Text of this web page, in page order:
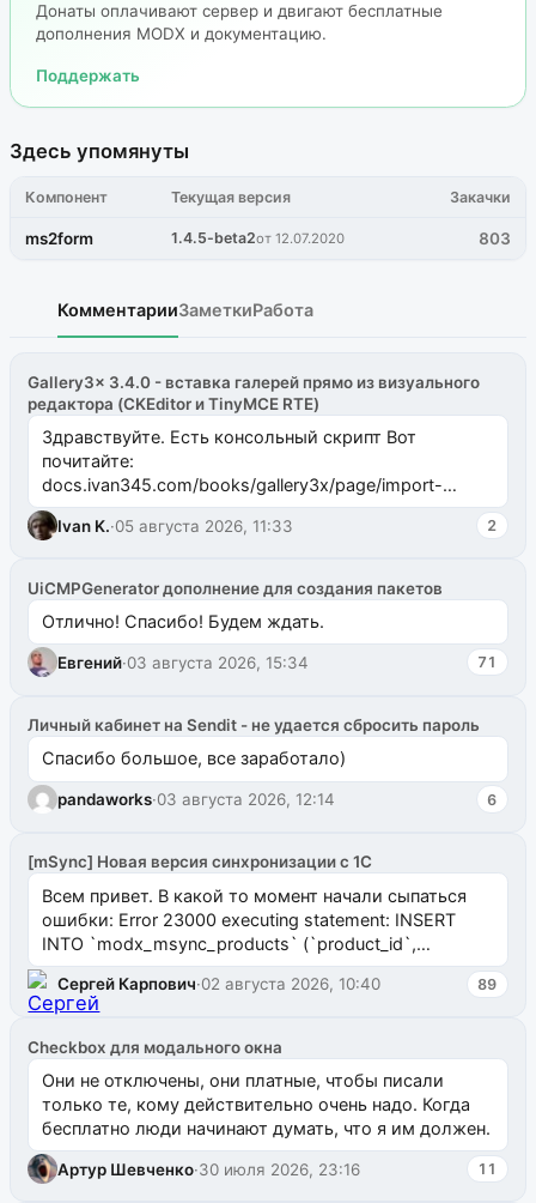
Донаты оплачивают сервер и двигают бесплатные
дополнения MODX и документацию.
Поддержать
Здесь упомянуты
Компонент Текущая версия Закачки
ms2form 1.4.5-beta2от 12.07.2020 803
КомментарииЗаметкиРабота
Gallery3x 3.4.0 - вставка галерей прямо из визуального
редактора (CKEditor и TinyMCE RTE)
Здравствуйте. Есть консольный скрипт Вот
почитайте:
docs.ivan345.com/books/gallery3x/page/import-
ms2galleryphp
Ivan K.·05 августа 2026, 11:33 2
UiCMPGenerator дополнение для создания пакетов
Отлично! Спасибо! Будем ждать.
Евгений·03 августа 2026, 15:34 71
Личный кабинет на Sendit - не удается сбросить пароль
Спасибо большое, все заработало)
pandaworks·03 августа 2026, 12:14 6
[mSync] Новая версия синхронизации с 1С
Всем привет. В какой то момент начали сыпаться
ошибки: Error 23000 executing statement: INSERT
INTO `modx_msync_products` (`product_id`,
`uuid_1c`) VALUES ...
Сергей Карпович·02 августа 2026, 10:40 89
Checkbox для модального окна
Они не отключены, они платные, чтобы писали
только те, кому действительно очень надо. Когда
бесплатно люди начинают думать, что я им должен.
Артур Шевченко·30 июля 2026, 23:16 11